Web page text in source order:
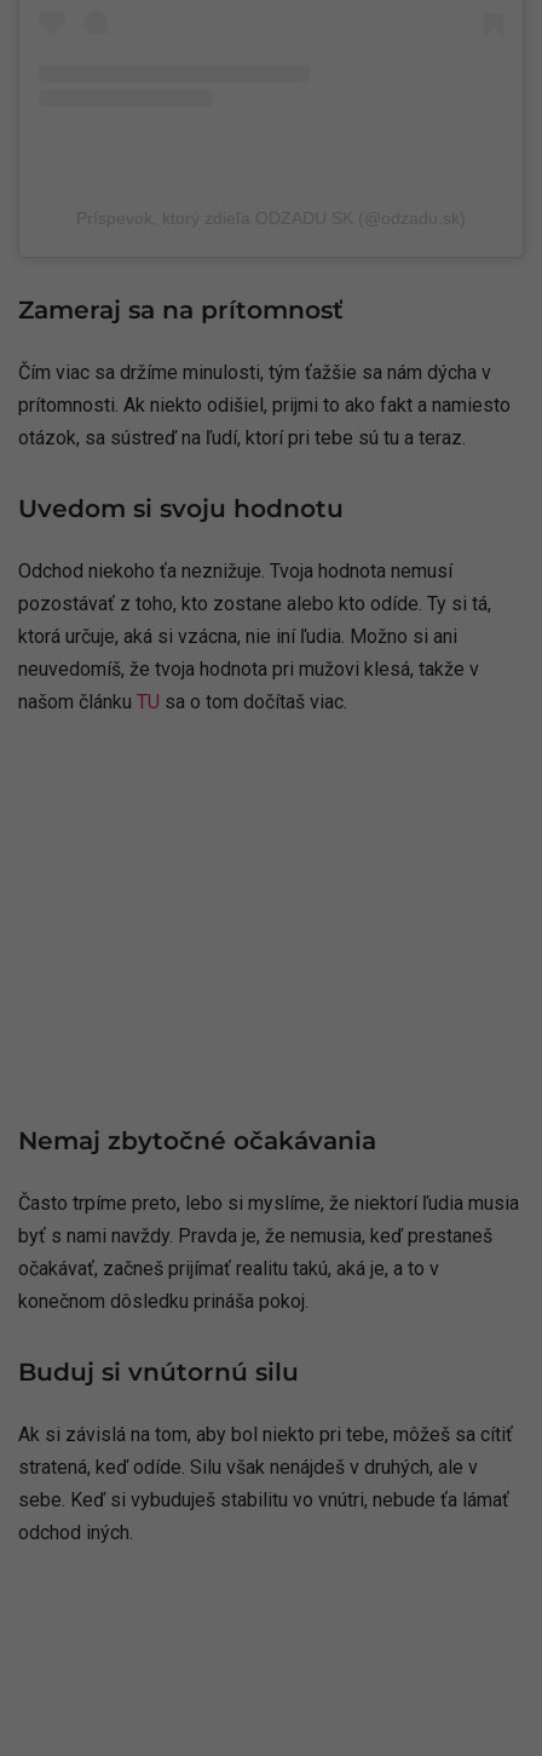
Zameraj sa na prítomnosť
Čím viac sa držíme minulosti, tým ťažšie sa nám dýcha v
prítomnosti. Ak niekto odišiel, prijmi to ako fakt a namiesto
otázok, sa sústreď na ľudí, ktorí pri tebe sú tu a teraz.
Uvedom si svoju hodnotu
Odchod niekoho ťa neznižuje. Tvoja hodnota nemusí
pozostávať z toho, kto zostane alebo kto odíde. Ty si tá,
ktorá určuje, aká si vzácna, nie iní ľudia. Možno si ani
neuvedomíš, že tvoja hodnota pri mužovi klesá, takže v
našom článku TU sa o tom dočítaš viac.
Nemaj zbytočné očakávania
Často trpíme preto, lebo si myslíme, že niektorí ľudia musia
byť s nami navždy. Pravda je, že nemusia, keď prestaneš
očakávať, začneš prijímať realitu takú, aká je, a to v
konečnom dôsledku prináša pokoj.
Buduj si vnútornú silu
Ak si závislá na tom, aby bol niekto pri tebe, môžeš sa cítiť
stratená, keď odíde. Silu však nenájdeš v druhých, ale v
sebe. Keď si vybuduješ stabilitu vo vnútri, nebude ťa lámať
odchod iných.